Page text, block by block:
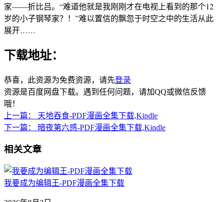
家——折比吕。“难道他就是我刚刚才在电视上看到的那个12
岁的小子钢琴家？！”难以置信的飘忽于时空之中的生活从此
展开……
下载地址：
恭喜，此资源为免费资源，请先登录
资源是百度网盘下载。遇到任何问题，请加QQ或微信反馈
哦！
上一篇：
天地吞食-PDF漫画全集下载,Kindle
下一篇：
暗夜第六感-PDF漫画全集下载,Kindle
相关文章
我要成为编辑王-PDF漫画全集下载